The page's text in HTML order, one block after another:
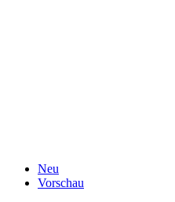
Neu
Vorschau